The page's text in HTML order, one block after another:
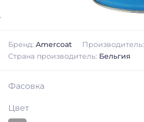
Бренд: Amercoat Производитель:
Страна производитель: Бельгия
Фасовка
Цвет